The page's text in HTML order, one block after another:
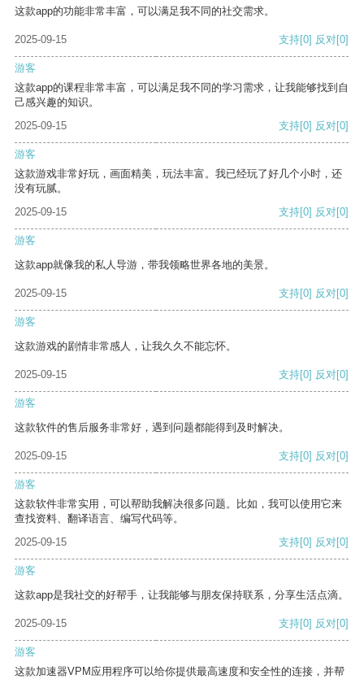
这款app的功能非常丰富，可以满足我不同的社交需求。
2025-09-15 支持[0] 反对[0]
游客
这款app的课程非常丰富，可以满足我不同的学习需求，让我能够找到自
己感兴趣的知识。
2025-09-15
支持[0] 反对[0]
游客
这款游戏非常好玩，画面精美，玩法丰富。我已经玩了好几个小时，还
没有玩腻。
2025-09-15
支持[0] 反对[0]
游客
这款app就像我的私人导游，带我领略世界各地的美景。
2025-09-15 支持[0] 反对[0]
游客
这款游戏的剧情非常感人，让我久久不能忘怀。
2025-09-15 支持[0] 反对[0]
游客
这款软件的售后服务非常好，遇到问题都能得到及时解决。
2025-09-15 支持[0] 反对[0]
游客
这款软件非常实用，可以帮助我解决很多问题。比如，我可以使用它来
查找资料、翻译语言、编写代码等。
2025-09-15
支持[0] 反对[0]
游客
这款app是我社交的好帮手，让我能够与朋友保持联系，分享生活点滴。
2025-09-15 支持[0] 反对[0]
游客
这款加速器VPM应用程序可以给你提供最高速度和安全性的连接，并帮